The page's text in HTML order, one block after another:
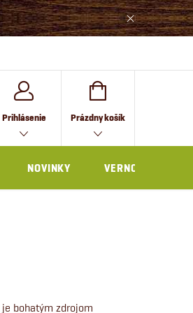
Prihlásenie
NÁKUPNÝ
KOŠÍK
Prázdny košík
NOVINKY VERNOSTNÝ
je bohatým zdrojom